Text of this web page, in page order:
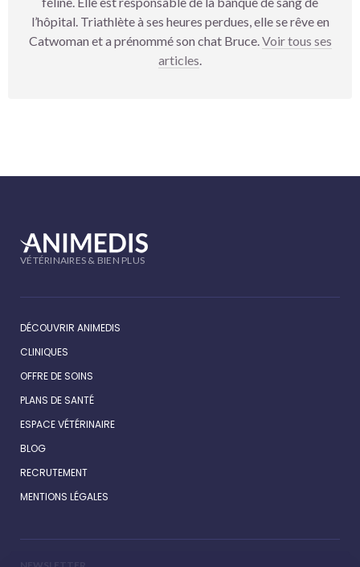
l’hôpital. Triathlète à ses heures perdues, elle se rêve en
Catwoman et a prénommé son chat Bruce.Voir tous ses
articles.
VÉTÉRINAIRES & BIEN PLUS
DÉCOUVRIR ANIMEDIS
CLINIQUES
OFFRE DE SOINS
PLANS DE SANTÉ
ESPACE VÉTÉRINAIRE
BLOG
RECRUTEMENT
MENTIONS LÉGALES